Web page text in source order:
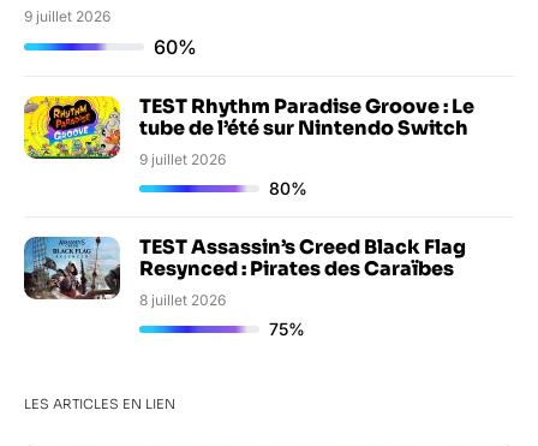
9 juillet 2026
60%
TEST Rhythm Paradise Groove : Le
tube de l’été sur Nintendo Switch
9 juillet 2026
80%
TEST Assassin’s Creed Black Flag
Resynced : Pirates des Caraïbes
8 juillet 2026
75%
LES ARTICLES EN LIEN